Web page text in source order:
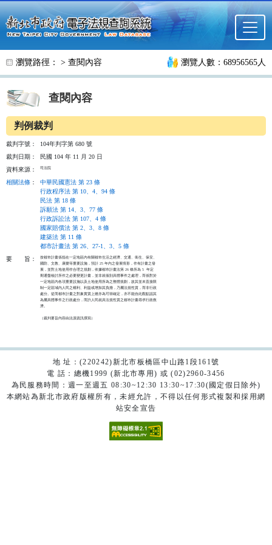
跳至主要內容
瀏覽路徑： > 查閱內容 瀏覽人數：68956565人
查閱內容
判例裁判
裁判字號：
104年判字第 680 號
裁判日期：
民國 104 年 11 月 20 日
資料來源：
司法院
相關法條 ：
中華民國憲法 第 23 條
行政程序法 第 10、4、94 條
民法 第 18 條
訴願法 第 14、3、77 條
行政訴訟法 第 107、4 條
國家賠償法 第 2、3、8 條
建築法 第 11 條
都市計畫法 第 26、27-1、3、5 條
要
旨：
按都市計畫係指在一定地區內有關都市生活之經濟、交通、衛生、保安、
國防、文教、康樂等重要設施，預計 25 年內之發展情形，作有計畫之發
展，並對土地使用作合理之規劃，依據都市計畫法第 26 條所為 5  年定
期通盤檢討所作之必要變更計畫，並非就個別具體事件之處理，而係對於
一定地區內各項重要設施以及土地使用所為之整體規劃，故其並未直接限
制一定區域內人民之權利、利益或增加其負擔，乃屬法規性質，而非行政
處分。從而都市計畫之對象實質上雖亦為可得確定，亦不能自此觀點認其
為屬具體事件之行政處分，而許人民就具法規性質之都市計畫尋求行政救
濟。
（裁判要旨內容由法源資訊撰寫）
地 址：(220242)新北市板橋區中山路1段161號
電 話：總機1999 (新北市專用) 或 (02)2960-3456
為民服務時間：週一至週五 08:30~12:30 13:30~17:30(國定假日除外)
本網站為新北市政府版權所有，未經允許，不得以任何形式複製和採用網
站安全宣告